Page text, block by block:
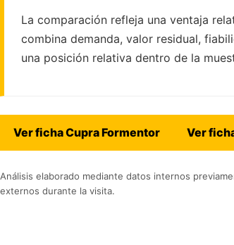
La comparación refleja una ventaja
combina demanda, valor residual,
una posición relativa dentro de la
Ver ficha Cupra Formentor Ver
Análisis elaborado mediante datos internos
externos durante la visita.